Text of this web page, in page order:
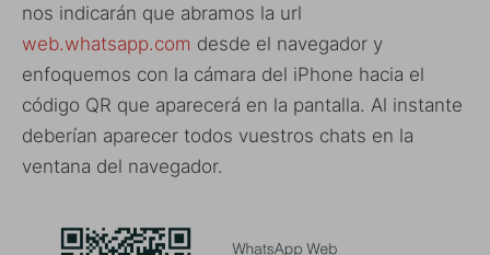
nos indicarán que abramos la url
web.whatsapp.com desde el navegador y
enfoquemos con la cámara del iPhone hacia el
código QR que aparecerá en la pantalla. Al instante
deberían aparecer todos vuestros chats en la
ventana del navegador.